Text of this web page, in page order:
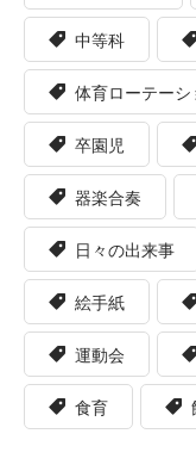
中等科
体育ローテーシ
卒園児
器楽合奏
日々の出来事
絵手紙
運動会
食育